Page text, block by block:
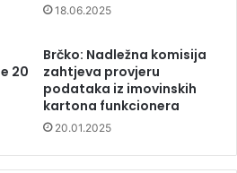
18.06.2025
20
Brčko: Nadležna komisija
zahtjeva provjeru
podataka iz imovinskih
kartona funkcionera
20.01.2025